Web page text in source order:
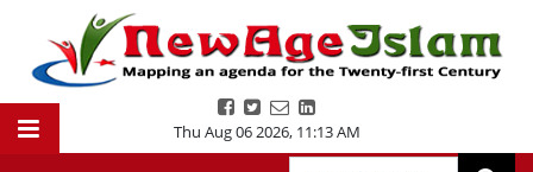
Thu Aug 06 2026, 11:13 AM